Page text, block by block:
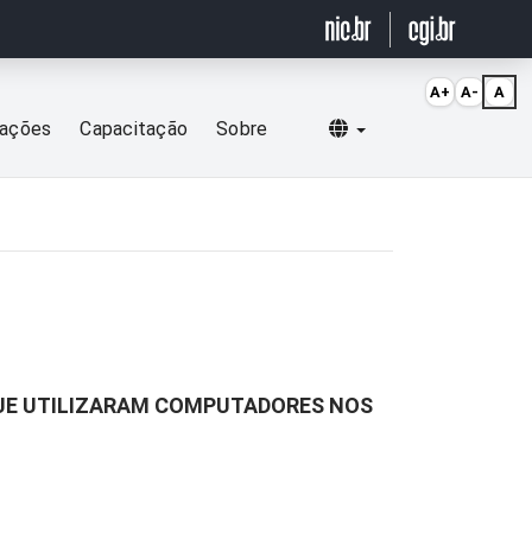
Capacitação Sobre Selecionar idioma
UTILIZARAM COMPUTADORES NOS
A+ A- A